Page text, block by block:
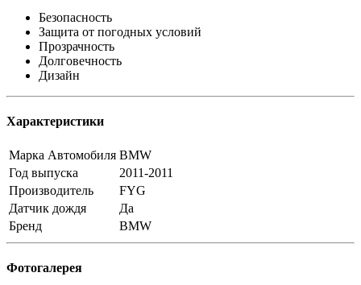
Безопасность
Защита от погодных условий
Прозрачность
Долговечность
Дизайн
Характеристики
Марка Автомобиля BMW
Год выпуска
2011-2011
Производитель
FYG
Датчик дождя
Да
Бренд
BMW
Фотогалерея